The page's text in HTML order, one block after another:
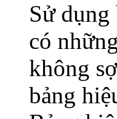
Sử dụng
có
không
bảng